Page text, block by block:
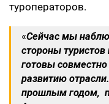
туроператоров.
«Сейчас мы
стороны
готовы
развитию
прошлым годом,